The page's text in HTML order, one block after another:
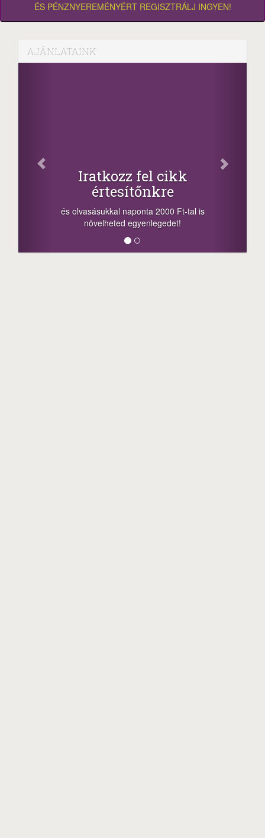
ÉS PÉNZNYEREMÉNYÉRT REGISZTRÁLJ INGYEN!
AJÁNLATAINK
Iratkozz fel cikk
értesítőnkre
és olvasásukkal naponta 2000 Ft-tal is
növelheted egyenlegedet!